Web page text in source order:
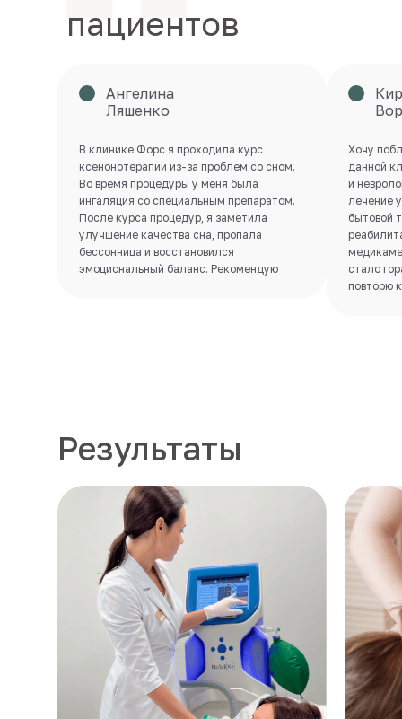
пациентов
В клинике Форс я проходила курс
ксенонотерапии из-за проблем со сном.
Во время процедуры у меня была
ингаляция со специальным препаратом.
После курса процедур, я заметила
улучшение качества сна, пропала
бессонница и восстановился
эмоциональный баланс. Рекомендую
Ангелина
Ляшенко
Хочу
данной
и
лечение
бытовой
стало
повторю
Результаты